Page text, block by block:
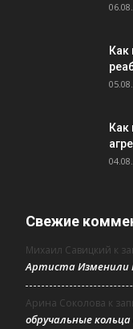
Как
Как
Свежие
Михаил Савицкий к
Артиста Изменили
Арина Соколова к
обручальные